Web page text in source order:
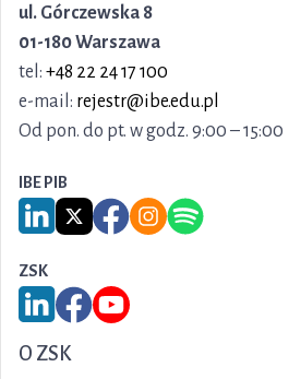
ul. Górczewska 8
01-180 Warszawa
tel: +48 22 24 17 100
e-mail: rejestr@ibe.edu.pl
Od pon. do pt. w godz. 9:00 – 15:00
IBE PIB
Link do serwisu LinkedIn IBE PIB
Link do serwisu X IBE PIB
Link do Facebook IBE
Link do Instagram
Link do
ZSK
Link do serwisu LinkedIn ZSK
Link do Facebook ZSK
Link do YouTube ZSK
O ZSK